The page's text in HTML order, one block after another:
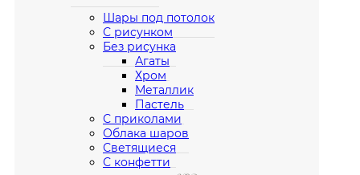
Шары под потолок
С рисунком
Без рисунка
Агаты
Хром
Металлик
Пастель
С приколами
Облака шаров
Светящиеся
С конфетти